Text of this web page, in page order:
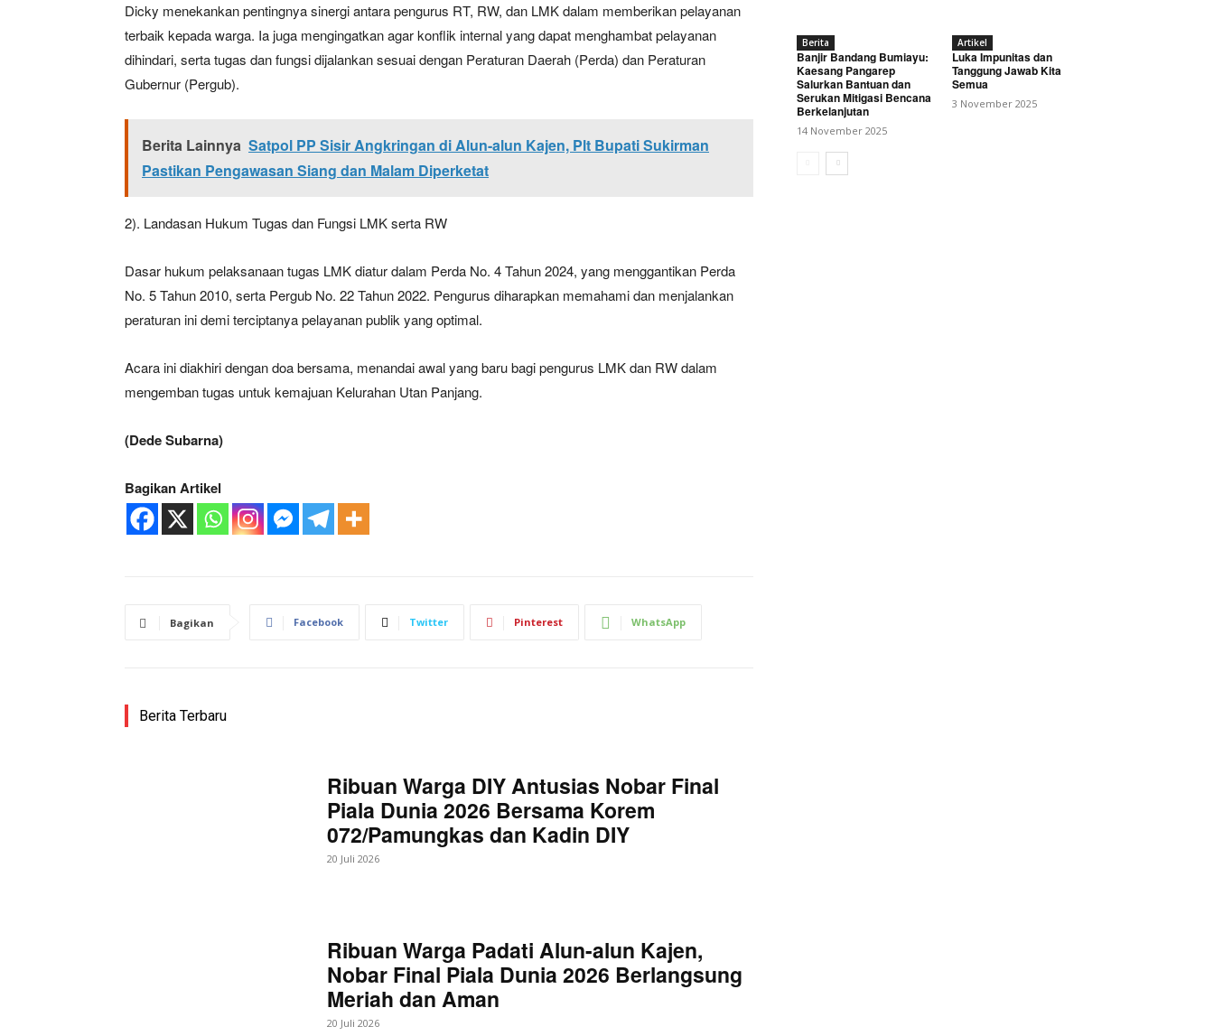
Berita Lainnya Satpol PP Sisir Angkringan di Alun-alun Kajen, Plt Bupati Sukirman Pastikan Pengawasan Siang
dan Malam Diperketat
Dicky menekankan pentingnya sinergi antara pengurus RT, RW, dan LMK dalam memberikan pelayanan
terbaik kepada warga. Ia juga mengingatkan agar konflik internal yang dapat menghambat pelayanan
dihindari, serta tugas dan fungsi dijalankan sesuai dengan Peraturan Daerah (Perda) dan Peraturan
Gubernur (Pergub).
Berita Lainnya Satpol PP Sisir Angkringan di Alun-alun Kajen, Plt Bupati Sukirman
Pastikan Pengawasan Siang dan Malam Diperketat
2). Landasan Hukum Tugas dan Fungsi LMK serta RW
Dasar hukum pelaksanaan tugas LMK diatur dalam Perda No. 4 Tahun 2024, yang menggantikan Perda
No. 5 Tahun 2010, serta Pergub No. 22 Tahun 2022. Pengurus diharapkan memahami dan menjalankan
peraturan ini demi terciptanya pelayanan publik yang optimal.
Acara ini diakhiri dengan doa bersama, menandai awal yang baru bagi pengurus LMK dan RW dalam
mengemban tugas untuk kemajuan Kelurahan Utan Panjang.
(Dede Subarna)
Bagikan Artikel
Bagikan Facebook Twitter Pinterest WhatsApp
Berita Terbaru
Ribuan Warga DIY Antusias Nobar Final
Piala Dunia 2026 Bersama Korem
072/Pamungkas dan Kadin DIY
20 Juli 2026
Ribuan Warga Padati Alun-alun Kajen,
Nobar Final Piala Dunia 2026 Berlangsung
Meriah dan Aman
20 Juli 2026
Berita
Banjir Bandang Bumiayu:
Kaesang Pangarep
Salurkan Bantuan dan
Serukan Mitigasi Bencana
Berkelanjutan
14 November 2025
Artikel
Luka Impunitas dan
Tanggung Jawab Kita
Semua
3 November 2025